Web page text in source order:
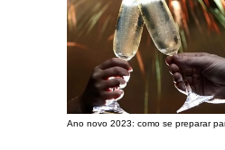
Ano novo 2023: como se preparar